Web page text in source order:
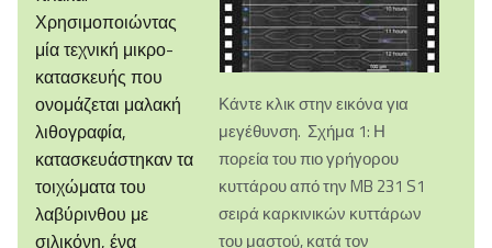
Κάντε κλικ στην εικόνα για
μεγέθυνση. Σχήμα 1: Η
πορεία του πιο γρήγορου
κυττάρου από την MB 231 S1
σειρά καρκινικών κυττάρων
του μαστού, κατά τον
Χρησιμοποιώντας
μία τεχνική μικρο-
κατασκευής που
ονομάζεται μαλακή
λιθογραφία,
κατασκευάστηκαν τα
τοιχώματα του
λαβύρινθου με
σιλικόνη, ένα